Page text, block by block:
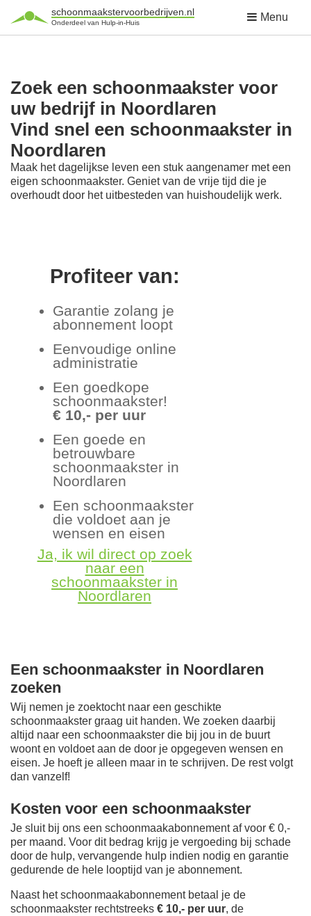
schoonmaakstervoorbedrijven.nl
Onderdeel van Hulp-in-Huis Menu
Zoek een schoonmaakster voor
uw bedrijf in Noordlaren
Vind snel een schoonmaakster in
Noordlaren
Maak het dagelijkse leven een stuk aangenamer met een
eigen schoonmaakster. Geniet van de vrije tijd die je
overhoudt door het uitbesteden van huishoudelijk werk.
Profiteer van:
Garantie zolang je
abonnement loopt
Eenvoudige online
administratie
Een goedkope
schoonmaakster!
€ 10,- per uur
Een goede en
betrouwbare
schoonmaakster in
Noordlaren
Een schoonmaakster
die voldoet aan je
wensen en eisen
Ja, ik wil direct op zoek
naar een
schoonmaakster in
Noordlaren
Een schoonmaakster in Noordlaren
zoeken
Wij nemen je zoektocht naar een geschikte
schoonmaakster graag uit handen. We zoeken daarbij
altijd naar een schoonmaakster die bij jou in de buurt
woont en voldoet aan de door je opgegeven wensen en
eisen. Je hoeft je alleen maar in te schrijven. De rest volgt
dan vanzelf!
Kosten voor een schoonmaakster
Je sluit bij ons een schoonmaakabonnement af voor € 0,-
per maand. Voor dit bedrag krijg je vergoeding bij schade
door de hulp, vervangende hulp indien nodig en garantie
gedurende de hele looptijd van je abonnement.
Naast het schoonmaakabonnement betaal je de
schoonmaakster rechtstreeks € 10,- per uur, de